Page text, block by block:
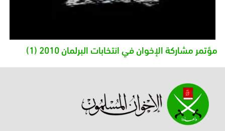
مؤتمر مشاركة الإخوان في انتخابات البرلمان 2010 (1)